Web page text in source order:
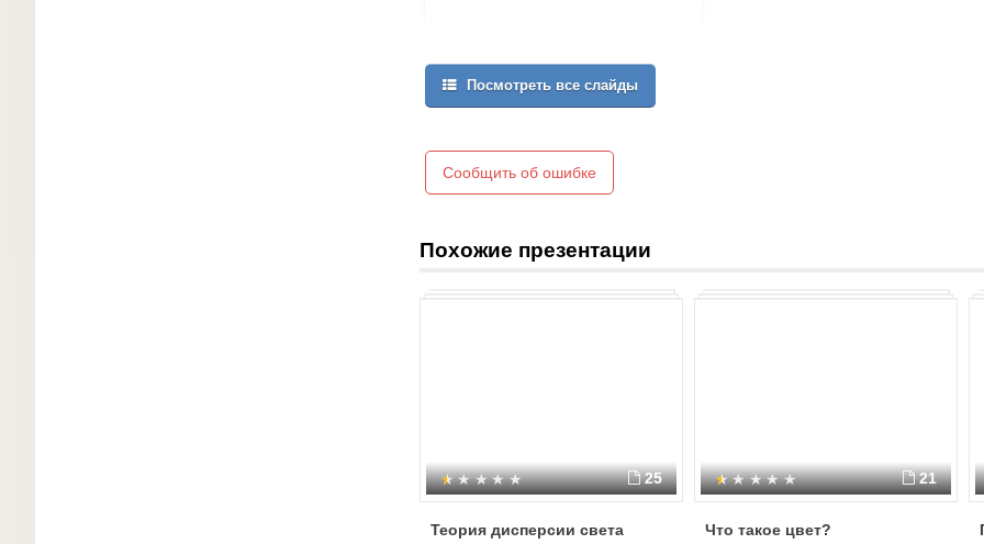
Посмотреть все слайды
Сообщить об ошибке
Похожие презентации
25
Теория дисперсии света
21
Что такое цвет?